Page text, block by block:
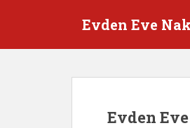
Evden Eve
Evden